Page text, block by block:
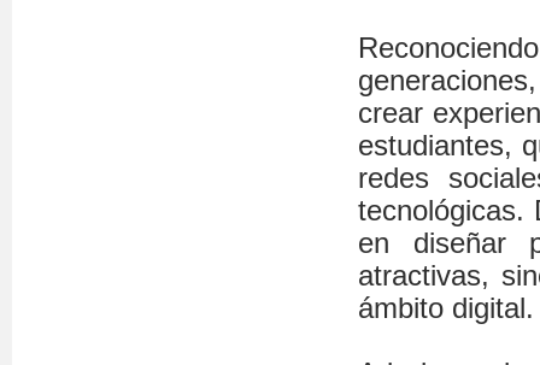
crear
estudiantes,
redes
tecnológicas.
en diseñar
atractivas,
ámbito digital.